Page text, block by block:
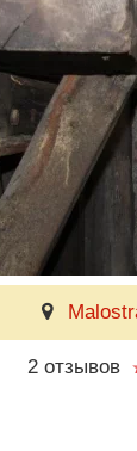
2 отзывов